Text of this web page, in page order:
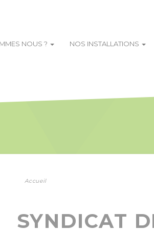
NOUS ? NOS INSTALLATIONS
Accueil
SYNDICAT